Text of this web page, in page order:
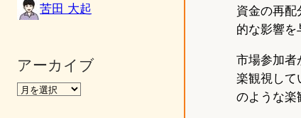
苦田 大起
アーカイブ
資金の再配
的な影響を
市場参加者
楽観視して
のような楽